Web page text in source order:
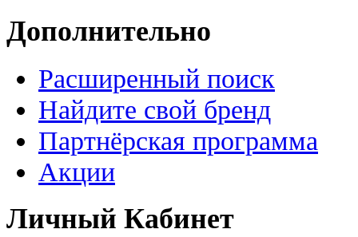
Дополнительно
Расширенный поиск
Найдите свой бренд
Партнёрская программа
Акции
Личный Кабинет